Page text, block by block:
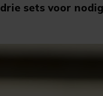
sets voor